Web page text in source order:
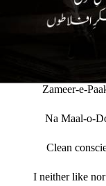
Zameer-e-
Na Maal-o-
Clean
I neither like nor